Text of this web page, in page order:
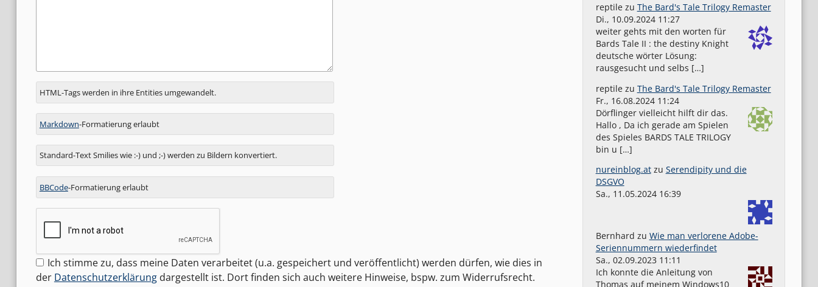
Antwort
zu
HTML-Tags werden in ihre Entities umgewandelt.
Markdown-Formatierung erlaubt
Standard-Text Smilies wie :-) und ;-) werden zu Bildern konvertiert.
BBCode-Formatierung erlaubt
Ich stimme zu, dass meine Daten verarbeitet (u.a. gespeichert und veröffentlicht) werden dürfen, wie dies in
der Datenschutzerklärungdargestellt ist. Dort finden sich auch weitere Hinweise, bspw. zum Widerrufsrecht.
reptilezu The Bard's Tale Trilogy Remaster
Di., 10.09.2024 11:27
weiter gehts mit den worten für
Bards Tale II : the destiny Knight
deutsche wörter Lösung:
rausgesucht und selbs […]
reptilezu The Bard's Tale Trilogy Remaster
Fr., 16.08.2024 11:24
Dörflinger vielleicht hilft dir das.
Hallo , Da ich gerade am Spielen
des Spieles BARDS TALE TRILOGY
bin u […]
nureinblog.atzu Serendipity und die
DSGVO
Sa., 11.05.2024 16:39
Bernhard zu Wie man verlorene Adobe-
Seriennummern wiederfindet
Sa., 02.09.2023 11:11
Ich konnte die Anleitung von
Thomas auf meinem Windows10